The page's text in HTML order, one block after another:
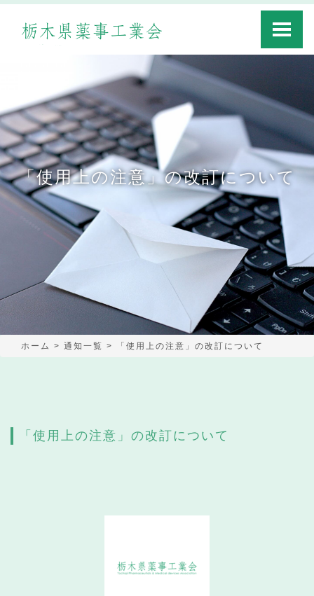
Toggle
「使用上の注意」の改訂について
ホーム > 通知一覧 > 「使用上の注意」の改訂について
「使用上の注意」の改訂について